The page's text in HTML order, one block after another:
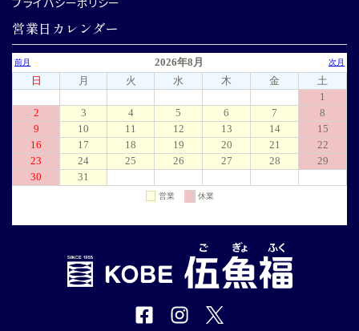
営業日カレンダー